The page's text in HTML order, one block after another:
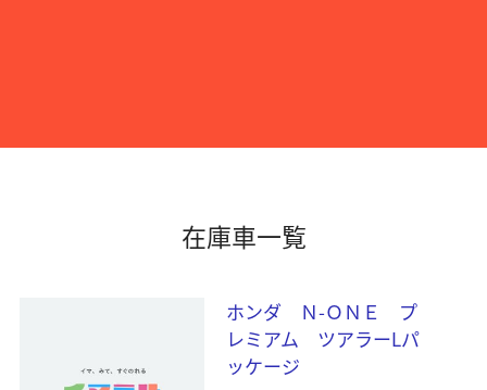
在庫車一覧
ホンダ Ｎ-ＯＮＥ プ
レミアム ツアラーLパ
ッケージ